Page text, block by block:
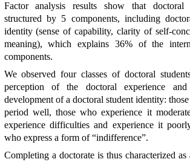
Factor analysis results show that
structured by 5 components, including
identity (sense of capability, clarity of self-
meaning), which explains 36% of the
components.
We observed four classes of doctoral
perception of the doctoral experience
development of a doctoral student identity:
period well, those who experience it
experience difficulties and experience it
who express a form of “indifference”.
Completing a doctorate is thus characterized